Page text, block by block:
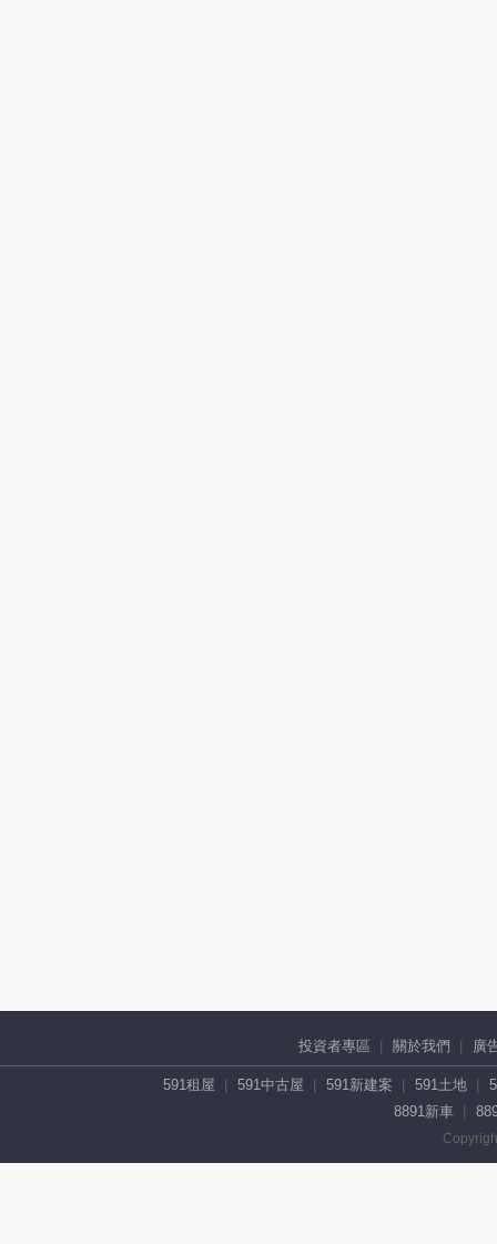
投資者專區 關於我們 廣
591租屋 591中古屋 591新建案 591土地
8891新車